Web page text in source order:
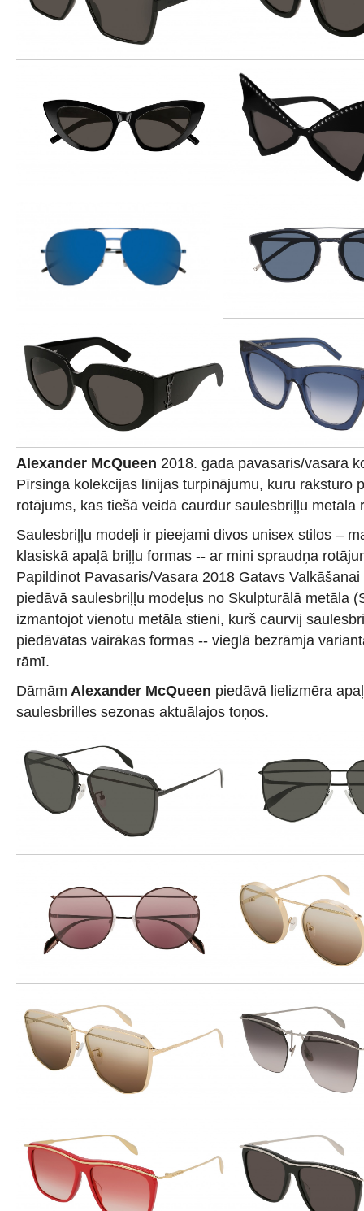
Alexander McQueen 2018. gada pavasaris/vasara
Pīrsinga kolekcijas līnijas turpinājumu, kuru raksturo
rotājums, kas tiešā veidā caurdur saulesbriļļu metāla
Saulesbriļļu modeļi ir pieejami divos unisex stilos –
klasiskā apaļā briļļu formas -- ar mini spraudņa
Papildinot Pavasaris/Vasara 2018 Gatavs
piedāvā saulesbriļļu modeļus no Skulpturālā metāla
izmantojot vienotu metāla stieni, kurš caurvij
piedāvātas vairākas formas -- vieglā bezrāmja
rāmī.
Dāmām Alexander McQueen piedāvā lielizmēra
saulesbrilles sezonas aktuālajos toņos.